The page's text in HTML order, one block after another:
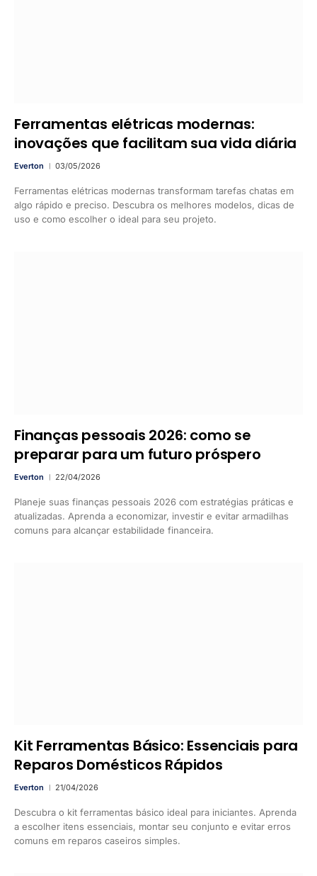
Ferramentas elétricas modernas:
inovações que facilitam sua vida diária
Everton 03/05/2026
Ferramentas elétricas modernas transformam tarefas chatas em
algo rápido e preciso. Descubra os melhores modelos, dicas de
uso e como escolher o ideal para seu projeto.
Finanças pessoais 2026: como se
preparar para um futuro próspero
Everton 22/04/2026
Planeje suas finanças pessoais 2026 com estratégias práticas e
atualizadas. Aprenda a economizar, investir e evitar armadilhas
comuns para alcançar estabilidade financeira.
Kit Ferramentas Básico: Essenciais para
Reparos Domésticos Rápidos
Everton 21/04/2026
Descubra o kit ferramentas básico ideal para iniciantes. Aprenda
a escolher itens essenciais, montar seu conjunto e evitar erros
comuns em reparos caseiros simples.